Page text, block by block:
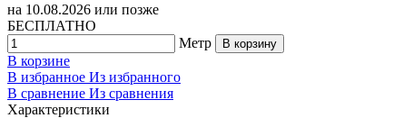
на 10.08.2026 или позже
БЕСПЛАТНО
Метр
В корзину
В корзине
В избранное Из избранного
В сравнение Из сравнения
Характеристики